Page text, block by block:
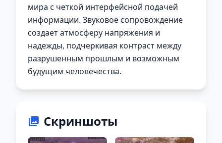
мира с четкой интерфейсной подачей
информации. Звуковое сопровождение
создает атмосферу напряжения и
надежды, подчеркивая контраст между
разрушенным прошлым и возможным
будущим человечества.
Скриншоты